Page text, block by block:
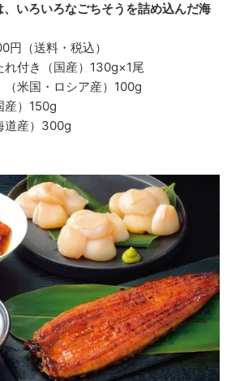
いろいろなごちそうを詰め込んだ海
円（送料・税込）
れ付き（国産）130g×1尾
（米国・ロシア産）100g
産）150g
道産）300g